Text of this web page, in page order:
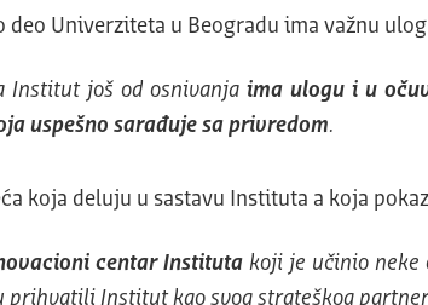
deo Univerziteta u Beogradu ima važnu
Institut još od osnivanjaima ulogu i u
uspešno sarađuje sa privredom.
koja deluju u sastavu Instituta a koja
centar Instituta koji je učinio neke
prihvatili Institut kao svog strateškog